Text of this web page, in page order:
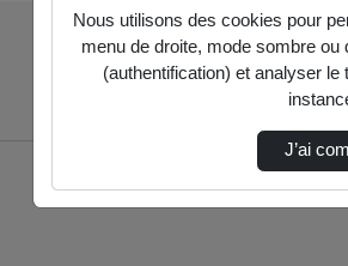
Nous utilisons des cookies pour
menu de droite, mode sombre
(authentification) et analyser
J’ai